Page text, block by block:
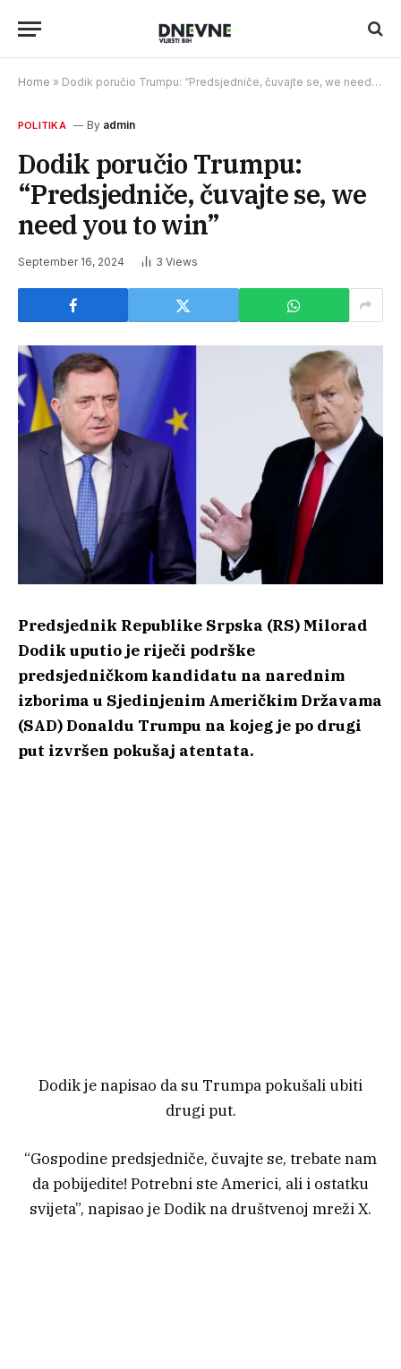
Home » Dodik poručio Trumpu: “Predsjedniče, čuvajte se, we need you to win”
POLITIKA By admin
Dodik poručio Trumpu:
“Predsjedniče, čuvajte se, we
need you to win”
September 16, 2024 3 Views
Predsjednik Republike Srpska (RS) Milorad
Dodik uputio je riječi podrške
predsjedničkom kandidatu na narednim
izborima u Sjedinjenim Američkim Državama
(SAD) Donaldu Trumpu na kojeg je po drugi
put izvršen pokušaj atentata.
Dodik je napisao da su Trumpa pokušali ubiti
drugi put.
“Gospodine predsjedniče, čuvajte se, trebate nam
da pobijedite! Potrebni ste Americi, ali i ostatku
svijeta”, napisao je Dodik na društvenoj mreži X.